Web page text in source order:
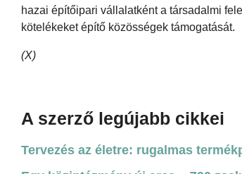
hazai építőipari vállalatként a társadalmi
kötelékeket építő közösségek támogatását.
(X)
A szerző legújabb cikkei
Tervezés az életre: rugalmas